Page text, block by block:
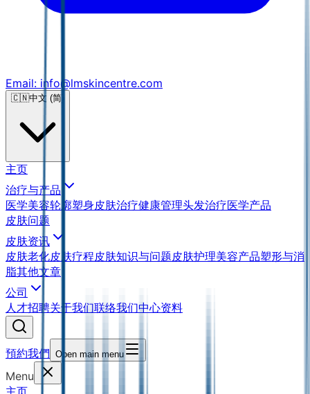
Email: info@lmskincentre.com
🇨🇳中文 (简)
主页
治疗与产品
医学美容轮廓塑身皮肤治疗健康管理头发治疗医学产品
皮肤问题
皮肤资讯
皮肤老化皮肤疗程皮肤知识与问题皮肤护理美容产品塑形与消
脂其他文章
公司
人才招聘关于我们联络我们中心资料
預約我們 Open main menu
Menu
主页